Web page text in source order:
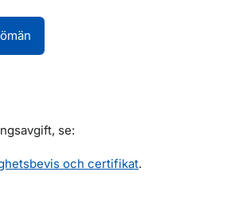
se:
och certifikat.